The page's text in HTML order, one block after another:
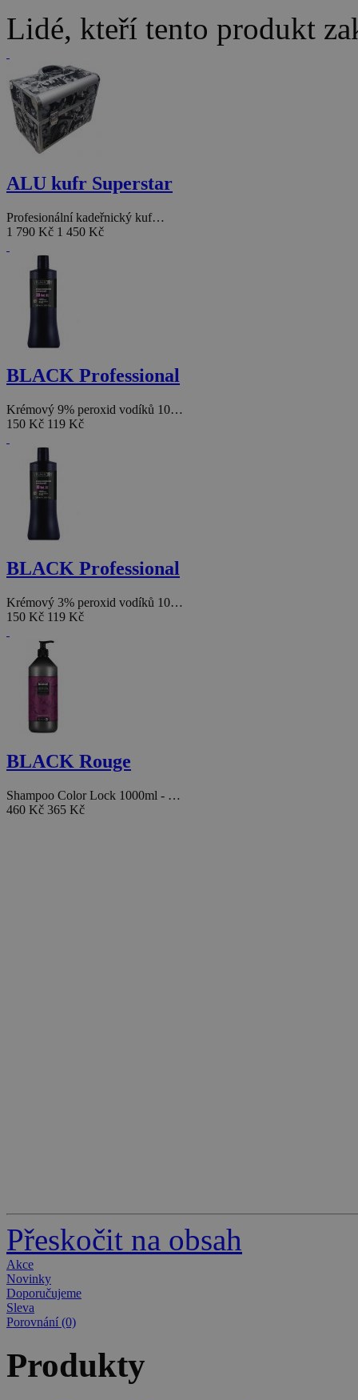
Lidé, kteří tento produkt
ALU kufr Superstar
Profesionální kadeřnický kuf…
1 790 Kč 1 450 Kč
BLACK Professional
Krémový 9% peroxid vodíků 10…
150 Kč 119 Kč
BLACK Professional
Krémový 3% peroxid vodíků 10…
150 Kč 119 Kč
BLACK Rouge
Shampoo Color Lock 1000ml - …
460 Kč 365 Kč
Přeskočit na obsah
Akce
Novinky
Doporučujeme
Sleva
Porovnání (0)
Produkty